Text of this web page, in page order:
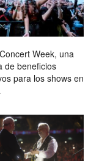
Week, una
de beneficios
para los shows en